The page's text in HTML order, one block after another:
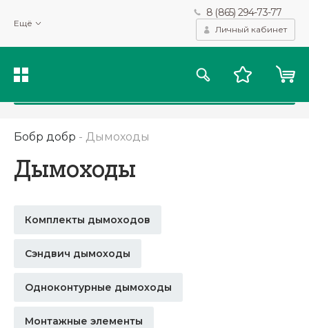
Ещё
8 (865) 294-73-77
Личный кабинет
Бобр добр - Дымоходы
Дымоходы
Комплекты дымоходов
Сэндвич дымоходы
Одноконтурные дымоходы
Монтажные элементы
Мы используем файлы cookie и другие подобные технологии
для получения данных с целью сбора статистики, повышения
качества рекомендаций и предоставления вам возможности
персонализированного просмотра.Подробнее